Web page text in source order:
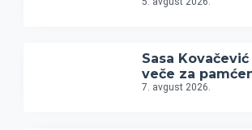
Sasa
veče za
7. avgust 2026.